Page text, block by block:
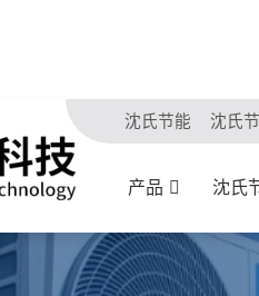
沈氏节能 沈氏
产品 沈氏